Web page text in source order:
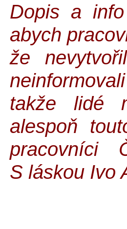
Dopis a
abych
že
takže lidé
alespoň
pracovníci
S láskou Ivo